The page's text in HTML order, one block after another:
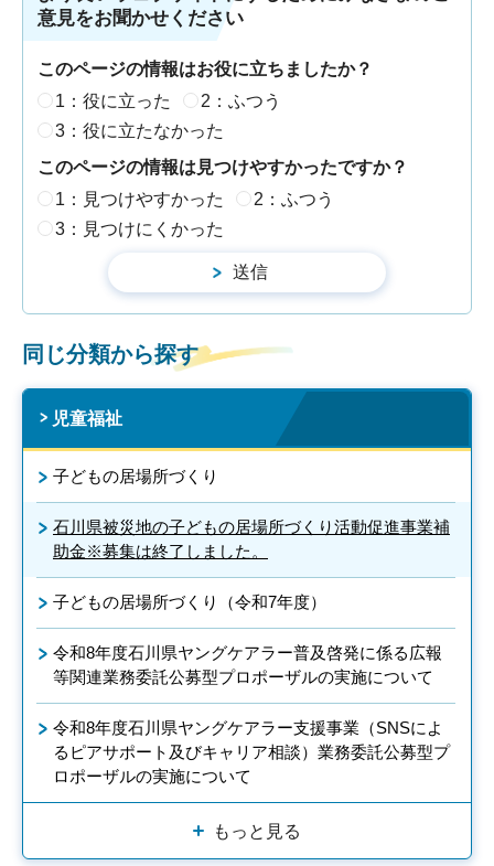
意見をお聞かせください
このページの情報はお役に立ちましたか？
1：役に立った
2：ふつう
3：役に立たなかった
このページの情報は見つけやすかったですか？
1：見つけやすかった
2：ふつう
3：見つけにくかった
同じ分類から探す
児童福祉
子どもの居場所づくり
石川県被災地の子どもの居場所づくり活動促進事業補
助金※募集は終了しました。
子どもの居場所づくり（令和7年度）
令和8年度石川県ヤングケアラー普及啓発に係る広報
等関連業務委託公募型プロポーザルの実施について
令和8年度石川県ヤングケアラー支援事業（SNSによ
るピアサポート及びキャリア相談）業務委託公募型プ
ロポーザルの実施について
もっと見る